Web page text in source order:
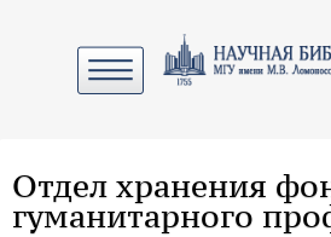
Отдел хранения
гуманитарного